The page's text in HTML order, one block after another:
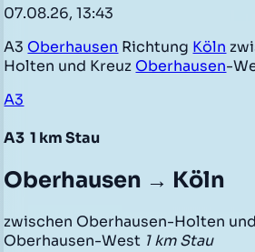
07.08.26, 13:43
A3 Oberhausen Richtung Köln
Holten und Kreuz Oberhausen-
A3
A3 1 km Stau
Oberhausen → Köln
zwischen Oberhausen-Holten
Oberhausen-West 1 km Stau